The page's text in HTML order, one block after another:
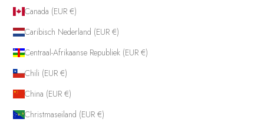
Canada (EUR €)
Caribisch Nederland (EUR €)
Centraal-Afrikaanse Republiek (EUR €)
Chili (EUR €)
China (EUR €)
Christmaseiland (EUR €)